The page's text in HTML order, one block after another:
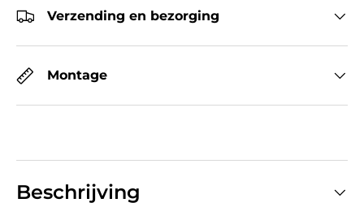
Verzending en bezorging
Montage
Beschrijving